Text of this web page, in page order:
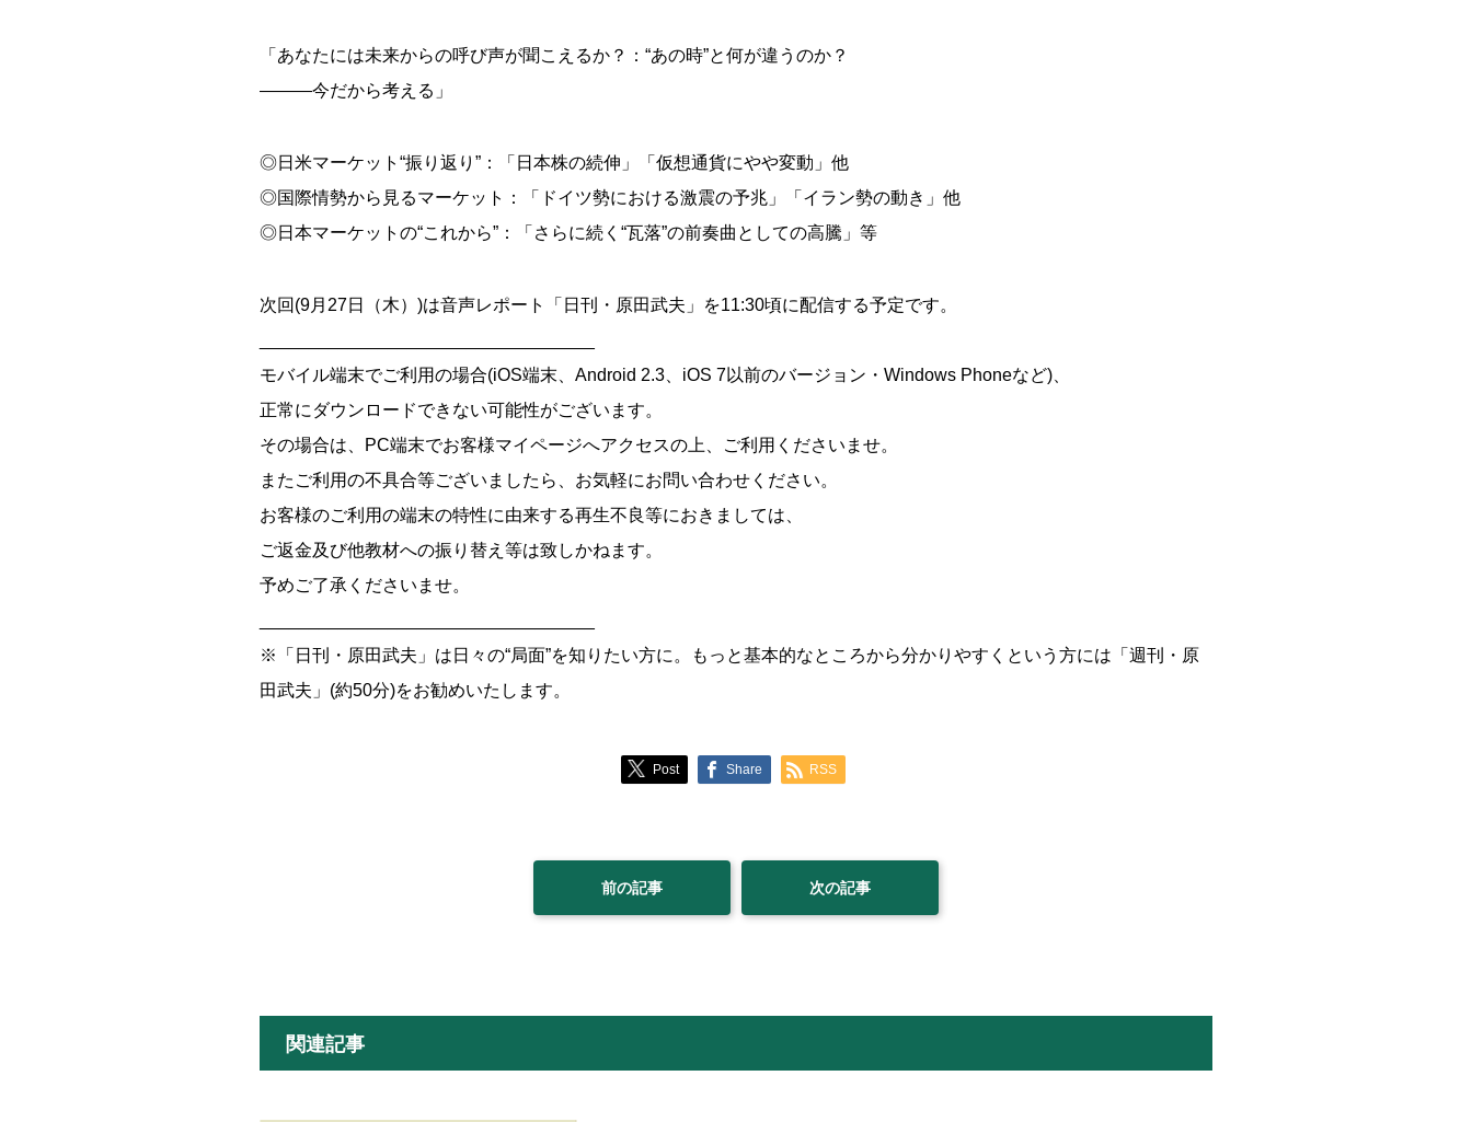
「あなたには未来からの呼び声が聞こえるか？：“あの時”と何が違うのか？
―――今だから考える」
◎日米マーケット“振り返り”：「日本株の続伸」「仮想通貨にやや変動」他
◎国際情勢から見るマーケット：「ドイツ勢における激震の予兆」「イラン勢の動き」他
◎日本マーケットの“これから”：「さらに続く“瓦落”の前奏曲としての高騰」等
次回(9月27日（木）)は音声レポート「日刊・原田武夫」を11:30頃に配信する予定です。
モバイル端末でご利用の場合(iOS端末、Android 2.3、iOS 7以前のバージョン・Windows Phoneなど)、
正常にダウンロードできない可能性がございます。
その場合は、PC端末でお客様マイページへアクセスの上、ご利用くださいませ。
またご利用の不具合等ございましたら、お気軽にお問い合わせください。
お客様のご利用の端末の特性に由来する再生不良等におきましては、
ご返金及び他教材への振り替え等は致しかねます。
予めご了承くださいませ。
※「日刊・原田武夫」は日々の“局面”を知りたい方に。もっと基本的なところから分かりやすくという方には「週刊・原
田武夫」(約50分)をお勧めいたします。
Post Share RSS
前の記事 次の記事
関連記事